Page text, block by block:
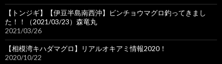
【トンジギ】【伊豆半島南西沖】ビンチョウマグロ釣ってきまし
た！！（2021/03/23）森竜丸
2021/03/26
【相模湾キハダマグロ】リアルオキアミ情報2020！
2020/10/22